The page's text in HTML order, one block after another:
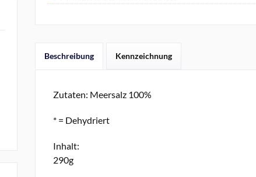
Beschreibung Kennzeichnung
Zutaten: Meersalz 100%
* = Dehydriert
Inhalt:
290g